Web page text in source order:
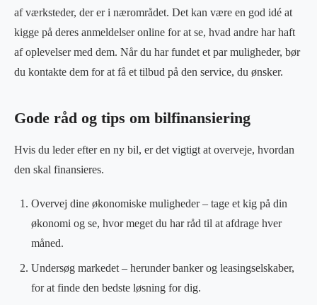
af værksteder, der er i nærområdet. Det kan være en god idé at
kigge på deres anmeldelser online for at se, hvad andre har haft
af oplevelser med dem. Når du har fundet et par muligheder, bør
du kontakte dem for at få et tilbud på den service, du ønsker.
Gode råd og tips om bilfinansiering
Hvis du leder efter en ny bil, er det vigtigt at overveje, hvordan
den skal finansieres.
Overvej dine økonomiske muligheder – tage et kig på din
økonomi og se, hvor meget du har råd til at afdrage hver
måned.
Undersøg markedet – herunder banker og leasingselskaber,
for at finde den bedste løsning for dig.